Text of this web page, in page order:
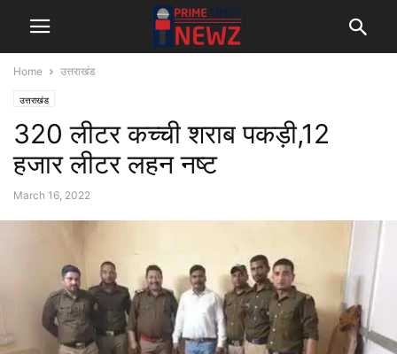
Home उत्तराखंड
उत्तराखंड
320 लीटर कच्ची शराब पकड़ी,12
हजार लीटर लहन नष्ट
March 16, 2022